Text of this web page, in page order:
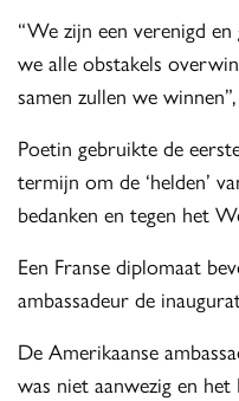
“We zijn een verenigd
we alle obstakels
samen zullen we
Poetin gebruikte de
termijn om de ‘helden’
bedanken en tegen het
Een Franse diplomaat
ambassadeur de
De Amerikaanse
was niet aanwezig en het